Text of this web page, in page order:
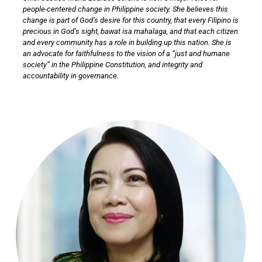
people-centered change in Philippine society. She believes this
change is part of God’s desire for this country, that every Filipino is
precious in God’s sight, bawat isa mahalaga, and that each citizen
and every community has a role in building up this nation. She is
an advocate for faithfulness to the vision of a “just and humane
society” in the Philippine Constitution, and integrity and
accountability in governance.